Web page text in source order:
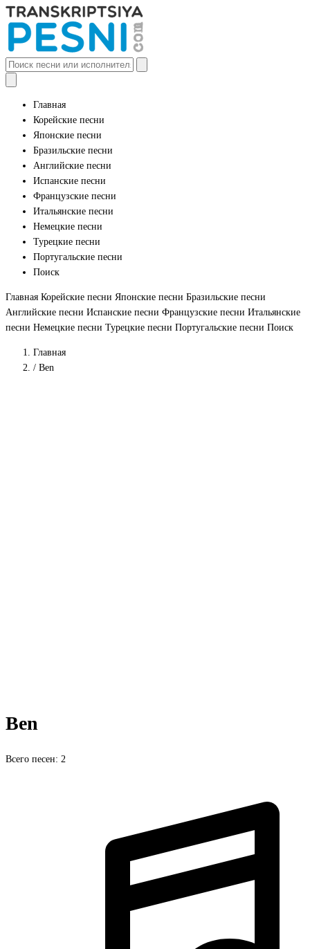
Главная
Корейские песни
Японские песни
Бразильские песни
Английские песни
Испанские песни
Французские песни
Итальянские песни
Немецкие песни
Турецкие песни
Португальские песни
Поиск
Главная Корейские песни Японские песни Бразильские песни
Английские песни Испанские песни Французские песни Итальянские
песни Немецкие песни Турецкие песни Португальские песни Поиск
Главная
/ Ben
Ben
Всего песен: 2